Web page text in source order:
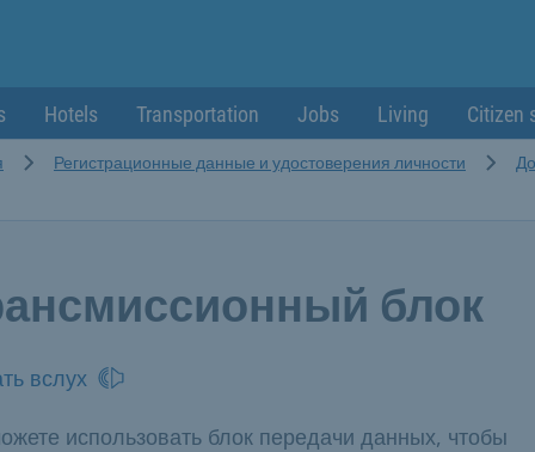
Hotels Transportation Jobs Living Citizen
Регистрационные данные и удостоверения личности
блок
вслух
использовать блок передачи данных, чтобы